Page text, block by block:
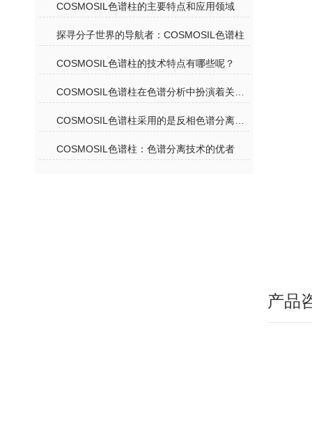
COSMOSIL色谱柱的主要特点和应用领域
探寻分子世界的导航者：COSMOSIL色谱柱
COSMOSIL色谱柱的技术特点有哪些呢？
COSMOSIL色谱柱：色谱分离技术的优者
产品